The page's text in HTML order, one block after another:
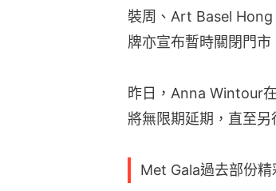
裝周、Art Basel Hong
牌亦宣布暫時關閉門
昨日，Anna Wintour
將無限期延期，直至另
Met Gala過去部份精